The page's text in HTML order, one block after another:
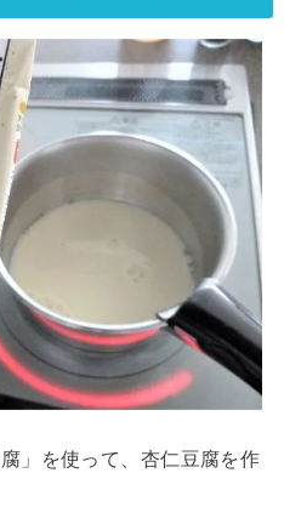
」を使って、杏仁豆腐を作